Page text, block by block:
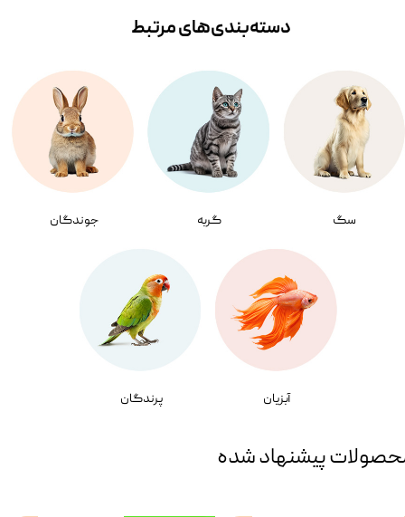
سگ گربه جوندگان
آبزیان پرندگان
دسته‌بندی‌‌های مرتبط
پیشنهاد شده